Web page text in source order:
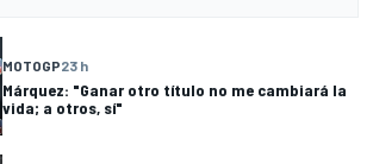
MOTOGP23 h
Márquez: "Ganar otro título no me cambiará la
vida; a otros, sí"